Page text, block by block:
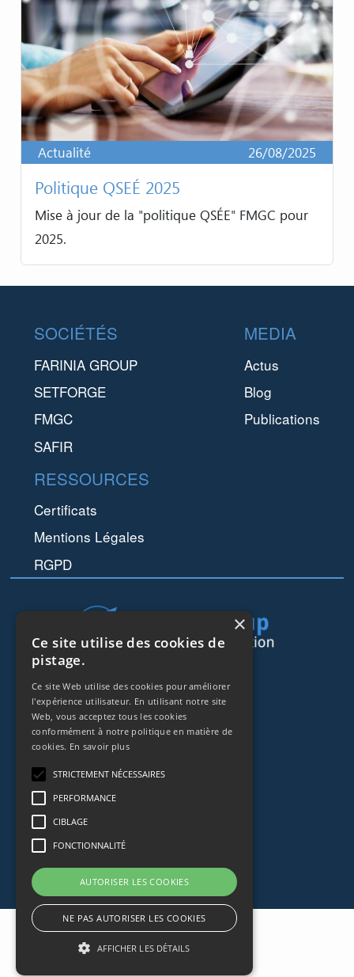
Actualité 26/08/2025
Politique QSEÉ 2025
Mise à jour de la "politique QSÉE" FMGC pour
2025.
Footer
SOCIÉTÉS
FARINIA GROUP
SETFORGE
FMGC
SAFIR
MEDIA
Actus
Blog
Publications
RESSOURCES
Certificats
Mentions Légales
RGPD
44 rue de Lisbonne
75008Paris
Frankreich
+33153838240
Ce site utilise des cookies de
pistage.
Ce site Web utilise des cookies pour améliorer
l'expérience utilisateur. En utilisant notre site
Web, vous acceptez tous les cookies
conformément à notre politique en matière de
cookies. En savoir plus
STRICTEMENT NÉCESSAIRES
PERFORMANCE
CIBLAGE
FONCTIONNALITÉ
AUTORISER LES COOKIES
NE PAS AUTORISER LES COOKIES
AFFICHER LES DÉTAILS
×